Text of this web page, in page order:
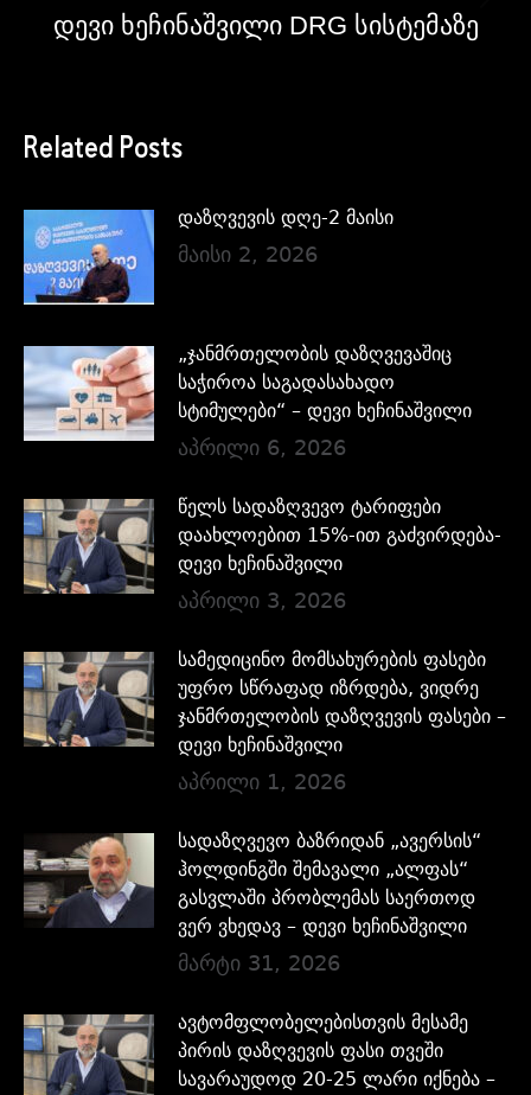
დევი ხეჩინაშვილი DRG სისტემაზე
Related Posts
დაზღვევის დღე-2 მაისი
მაისი 2, 2026
„ჯანმრთელობის დაზღვევაშიც
საჭიროა საგადასახადო
სტიმულები“ – დევი ხეჩინაშვილი
აპრილი 6, 2026
წელს სადაზღვევო ტარიფები
დაახლოებით 15%-ით გაძვირდება-
დევი ხეჩინაშვილი
აპრილი 3, 2026
სამედიცინო მომსახურების ფასები
უფრო სწრაფად იზრდება, ვიდრე
ჯანმრთელობის დაზღვევის ფასები –
დევი ხეჩინაშვილი
აპრილი 1, 2026
სადაზღვევო ბაზრიდან „ავერსის“
ჰოლდინგში შემავალი „ალფას“
გასვლაში პრობლემას საერთოდ
ვერ ვხედავ – დევი ხეჩინაშვილი
მარტი 31, 2026
ავტომფლობელებისთვის მესამე
პირის დაზღვევის ფასი თვეში
სავარაუდოდ 20-25 ლარი იქნება –